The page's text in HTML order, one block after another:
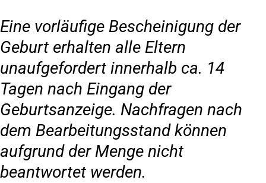
Eine vorläufige Bescheinigung der
Geburt erhalten alle Eltern
unaufgefordert innerhalb ca. 14
Tagen nach Eingang der
Geburtsanzeige. Nachfragen nach
dem Bearbeitungsstand können
aufgrund der Menge nicht
beantwortet werden.